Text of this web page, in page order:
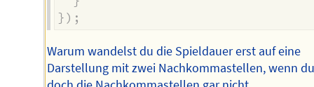
}) ;
Warum wandelst du die Spieldauer erst auf eine
Darstellung mit zwei Nachkommastellen, wenn